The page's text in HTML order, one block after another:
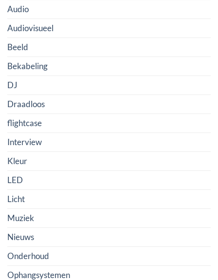
Audio
Audiovisueel
Beeld
Bekabeling
DJ
Draadloos
flightcase
Interview
Kleur
LED
Licht
Muziek
Nieuws
Onderhoud
Ophangsystemen